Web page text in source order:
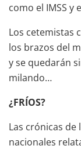
como el IMSS y
Los cetemistas
los brazos del
y se quedarán
milando…
¿FRÍOS?
Las crónicas
nacionales